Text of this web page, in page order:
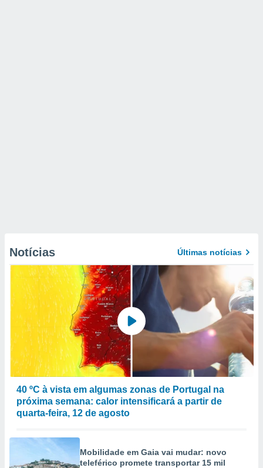
Notícias Últimas notícias
40 ºC à vista em algumas zonas de Portugal na
próxima semana: calor intensificará a partir de
quarta-feira, 12 de agosto
Mobilidade em Gaia vai mudar: novo
teleférico promete transportar 15 mil